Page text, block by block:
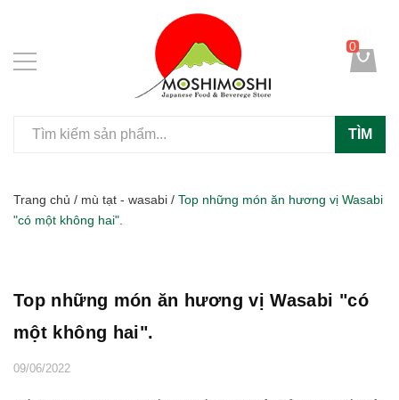
TÌM
0
Trang chủ / mù tạt - wasabi / Top những món ăn hương vị Wasabi
"có một không hai".
Top những món ăn hương vị Wasabi "có
một không hai".
09/06/2022